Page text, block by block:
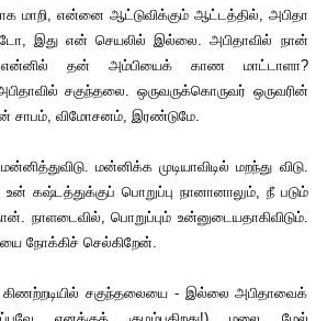
என்னை ஆட்டுவிக்கும் ஆட்டத்தில், அபிதா
என் செயலில் இல்லை. அபிதாவில் நான்
என்னில் தன் அம்பியைக் காண மாட்டாளா?
சகுந்தலை. ஒருவருக்கொருவர் ஒருவரின்
சாபம், விமோசனம், இரண்டுமே.
மன்னிக்க முடியாவிடில் மறந்து விடு.
கஷ்டத்துக்குப் பொறுப்பு நானானாலும், நீ படும்
நாளடைவில், பொறுப்பும் உன்னுடையதாகிவிடும்.
நோக்கிச் செல்கிறேன்.
சகுந்தலையை - இல்லை அபிதாவைக்